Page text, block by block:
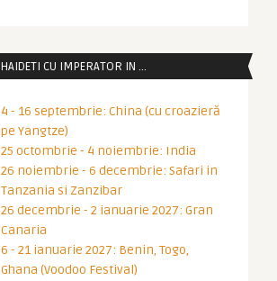
HAIDETI CU IMPERATOR IN …
4 - 16 septembrie: China (cu croazieră
pe Yangtze)
25 octombrie - 4 noiembrie: India
26 noiembrie - 6 decembrie: Safari in
Tanzania si Zanzibar
26 decembrie - 2 ianuarie 2027: Gran
Canaria
6 - 21 ianuarie 2027: Benin, Togo,
Ghana (Voodoo Festival)